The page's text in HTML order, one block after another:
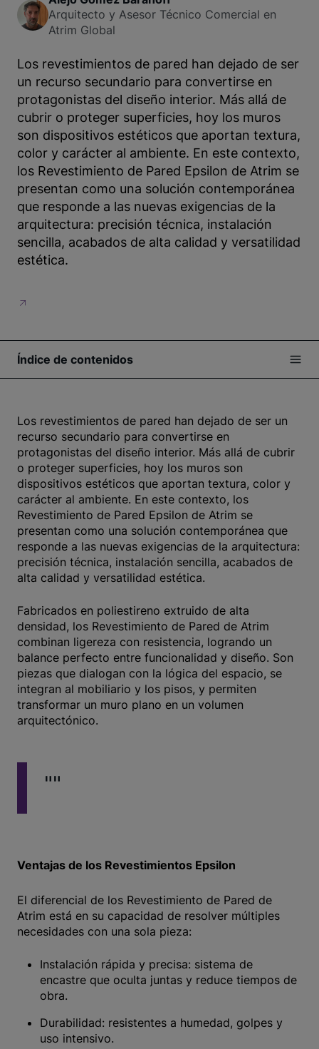
Arquitecto y Asesor Técnico Comercial en
Atrim Global
Los revestimientos de pared han dejado de ser
un recurso secundario para convertirse en
protagonistas del diseño interior. Más allá de
cubrir o proteger superficies, hoy los muros
son dispositivos estéticos que aportan textura,
color y carácter al ambiente. En este contexto,
los Revestimiento de Pared Epsilon de Atrim se
presentan como una solución contemporánea
que responde a las nuevas exigencias de la
arquitectura: precisión técnica, instalación
sencilla, acabados de alta calidad y versatilidad
estética.
Índice de contenidos
Los revestimientos de pared han dejado de ser un
recurso secundario para convertirse en
protagonistas del diseño interior. Más allá de cubrir
o proteger superficies, hoy los muros son
dispositivos estéticos que aportan textura, color y
carácter al ambiente. En este contexto, los
Revestimiento de Pared Epsilon de Atrim se
presentan como una solución contemporánea que
responde a las nuevas exigencias de la arquitectura:
precisión técnica, instalación sencilla, acabados de
alta calidad y versatilidad estética.
Fabricados en poliestireno extruido de alta
densidad, los Revestimiento de Pared de Atrim
combinan ligereza con resistencia, logrando un
balance perfecto entre funcionalidad y diseño. Son
piezas que dialogan con la lógica del espacio, se
integran al mobiliario y los pisos, y permiten
transformar un muro plano en un volumen
arquitectónico.
""
Ventajas de los Revestimientos Epsilon
El diferencial de los Revestimiento de Pared de
Atrim está en su capacidad de resolver múltiples
necesidades con una sola pieza:
Instalación rápida y precisa: sistema de
encastre que oculta juntas y reduce tiempos de
obra.
Durabilidad: resistentes a humedad, golpes y
uso intensivo.